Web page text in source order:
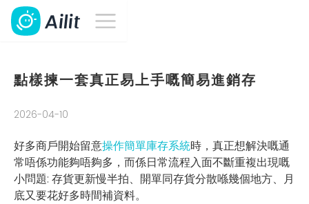
點樣揀一套真正易上手嘅簡易進銷存
2026-04-10
好多商戶開始留意操作簡單庫存系統時，真正想解決嘅通
常唔係功能夠唔夠多，而係日常流程入面不斷重複出現嘅
小問題: 存貨更新慢半拍、開單同存貨分散喺幾個地方、月
底又要花好多時間補資料。